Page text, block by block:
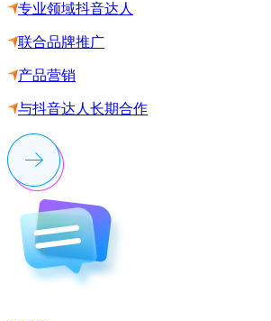
专业领域抖音达人
联合品牌推广
产品营销
与抖音达人长期合作